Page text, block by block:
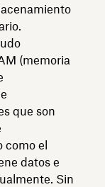
(memoria
que son
como el
datos e
Sin